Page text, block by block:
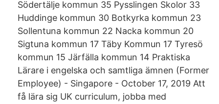
Södertälje kommun 35 Pysslingen Skolor 33
Huddinge kommun 30 Botkyrka kommun 23
Sollentuna kommun 22 Nacka kommun 20
Sigtuna kommun 17 Täby Kommun 17 Tyresö
kommun 15 Järfälla kommun 14 Praktiska
Lärare i engelska och samtliga ämnen (Former
Employee) - Singapore - October 17, 2019 Att
få lära sig UK curriculum, jobba med